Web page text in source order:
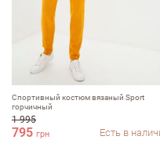
Спортивный костюм вязаный Sport
горчичный
1 995
795 грн Есть в